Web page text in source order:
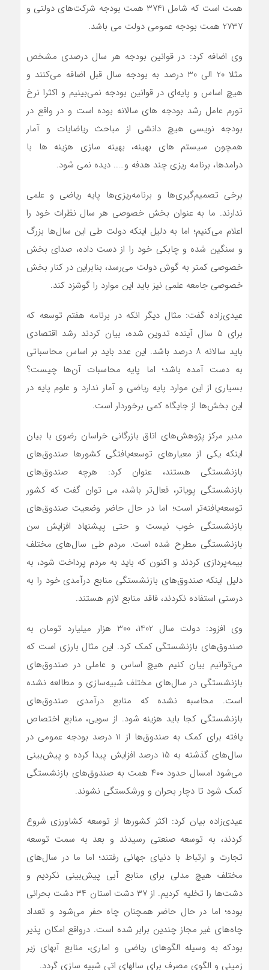
همت است که شامل 3741 همت بودجه شرکت‌های دولتی و
2737 همت بودجه عمومی دولت می‌ باشد.
وی اضافه کرد: در قوانین بودجه هر سال درصدی مشخص
مثلا 20 الی 30 درصد به بودجه سال قبل اضافه می‌کنند و
هیچ اساس و پایه‌ای در قوانین بودجه نمی‌بینیم و اکثرا نرخ
تورم عامل رشد بودجه های سالانه بوده است و در واقع در
بودجه نویسی هیچ دانشی از مباحث ریاضایات و آمار
همچون سیستم های بهینه، بهینه سازی هزینه ها با
درامدها، برنامه ریزی چند هدفه و….. دیده نمی شود.
برخی تصمیم‌گیری‌ها و برنامه‌ریزی‌ها پایه ریاضی و علمی
ندارند. ما به عنوان بخش خصوصی هر سال نظرات خود را
اعلام می‌کنیم؛ اما به دلیل اینکه دولت طی این سال‌ها بزرگ
و سنگین شده و چابکی خود را از دست داده، صدای بخش
خصوصی کمتر به گوش دولت می‌رسد، بنابراین در کنار بخش
خصوصی جامعه علمی نیز باید این موارد را گوشزد کند.
عیدی‌زاده گفت: مثال دیگر انکه در برنامه هفتم توسعه که
برای 5 سال آینده تدوین شده، بیان کردند رشد اقتصادی
باید سالانه ۸ درصد باشد. این عدد باید بر اساس محاسباتی
به دست آمده باشد؛ اما پایه محاسبات آن‌ها چیست؟
بسیاری از این موارد پایه ریاضی و آمار ندارد و علوم پایه در
این بخش‌ها از جایگاه کمی برخوردار است.
مدیر مرکز پژوهش‌های اتاق بازرگانی خراسان رضوی با بیان
اینکه یکی از معیارهای توسعه‌یافتگی کشورها صندوق‌های
بازنشستگی هستند، عنوان کرد: هرچه صندوق‌های
بازنشستگی پویاتر، فعال‌تر باشد، می توان گفت که کشور
توسعه‌یافته‌تر است؛ اما در حال حاضر وضعیت صندوق‌های
بازنشستگی خوب نیست و حتی پیشنهاد افزایش سن
بازنشستگی مطرح شده است. مردم طی سال‌های مختلف
بیمه‌پردازی کردند و اکنون که باید به مردم پرداخت شود، به
دلیل اینکه صندوق‌های بازنشستگی منابع درآمدی خود را به
درستی استفاده نکردند، فاقد منابع لازم هستند.
وی افزود: دولت سال 1402، 300 هزار میلیارد تومان به
صندوق‌‎های بازنشستگی کمک کرد. این مثال بارزی است که
می‌توانیم بیان کنیم هیچ اساس و عاملی در صندوق‌های
بازنشستگی در سال‌های مختلف شبیه‌سازی و مطالعه نشده
است. محاسبه نشده که منابع درآمدی صندوق‌های
بازنشستگی کجا باید هزینه شود. از سویی، منابع اختصاص
یافته برای کمک به صندوق‌ها از 11 درصد بودجه عمومی در
سال‌های گذشته به 15 درصد افزایش پیدا کرده و پیش‌بینی
می‌شود امسال حدود ۴۰۰ همت به صندوق‌های بازنشستگی
کمک شود تا دچار بحران و ورشکستگی نشوند.
عیدی‌زاده بیان کرد: اکثر کشورها از توسعه کشاورزی شروع
کردند، به توسعه صنعتی رسیدند و بعد به سمت توسعه
تجارت و ارتباط با دنیای جهانی رفتند؛ اما ما در سال‌های
مختلف هیچ مدلی برای منابع آبی پیش‌بینی نکردیم و
دشت‌ها را تخلیه کردیم. از ۳۷ دشت استان ۳۴ دشت بحرانی
بوده؛ اما در حال حاضر همچنان چاه حفر می‌شود و تعداد
چاه‌های غیر مجاز چندین برابر شده است. درواقع امکان پذیر
بودکه به وسیله الگوهای ریاضی و اماری، منابع آبهای زیر
زمینی و الگوی مصرف برای سالهای اتی شبیه سازی گردد.